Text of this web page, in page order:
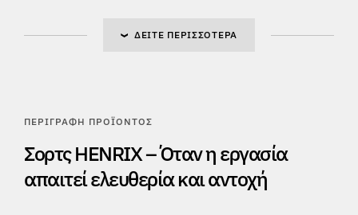
ΔΕΊΤΕ ΠΕΡΙΣΣΌΤΕΡΑ
ΠΕΡΙΓΡΑΦΉ ΠΡΟΪΌΝΤΟΣ
Σορτς HENRIX – Όταν η εργασία
απαιτεί ελευθερία και αντοχή